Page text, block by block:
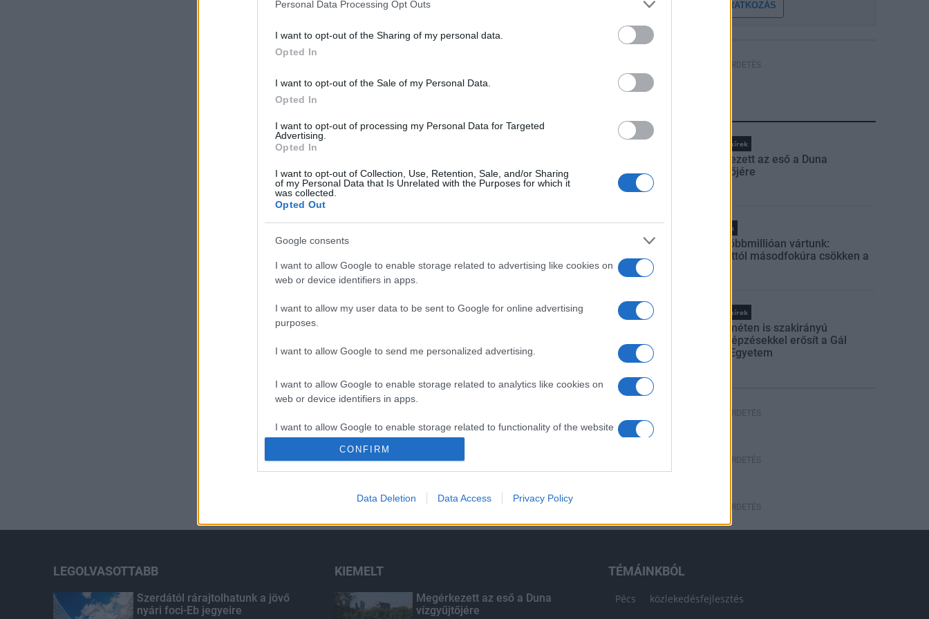
Personal Data Processing Opt Outs
I want to opt-out of the Sharing of my personal data.
Opted In
I want to opt-out of the Sale of my Personal Data.
Opted In
I want to opt-out of processing my Personal Data for Targeted
Advertising.
Opted In
I want to opt-out of Collection, Use, Retention, Sale, and/or Sharing
of my Personal Data that Is Unrelated with the Purposes for which it
was collected.
Opted Out
Google consents
I want to allow Google to enable storage related to advertising like cookies on
web or device identifiers in apps.
I want to allow my user data to be sent to Google for online advertising
purposes.
I want to allow Google to send me personalized advertising.
I want to allow Google to enable storage related to analytics like cookies on
web or device identifiers in apps.
I want to allow Google to enable storage related to functionality of the website
I want to allow Google to enable storage related to personalization.
I want to allow Google to enable storage related to security, including
CONFIRM
Data Deletion Data Access Privacy Policy
FELIRATKOZÁS
HÍRDETÉS
Országos hírek
Megérkezett az eső a Duna
vízgyűjtőjére
Helyi hírek
Amire többmillióan vártunk:
szombattól másodfokúra csökken a
Országos hírek
Kecskeméten is szakirányú
továbbképzésekkel erősít a Gál
Ferenc Egyetem
HÍRDETÉS
HÍRDETÉS
HÍRDETÉS
LEGOLVASOTTABB
Szerdától rárajtolhatunk a jövő
nyári foci-Eb jegyeire
KIEMELT
Megérkezett az eső a Duna
vízgyűjtőjére
TÉMÁINKBÓL
Pécs közlekedésfejlesztés